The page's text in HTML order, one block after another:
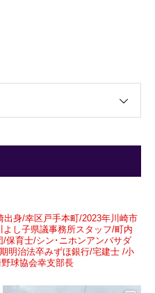
出身/幸区戸手本町/2023年川崎市
し子県議事務所スタッフ/町内
保育士/シン･ニホンアンバサダ
明治法卒みずほ銀行/宅建士 /小
球協会幸支部長